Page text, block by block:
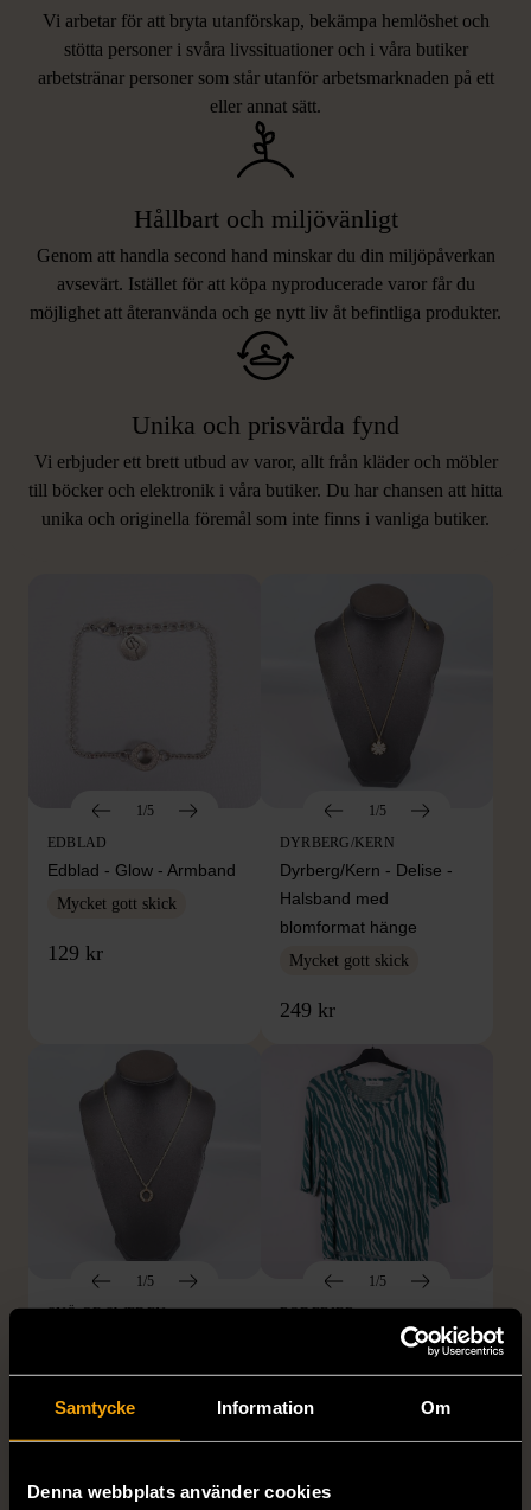
Samtycke Information Om
Denna webbplats använder cookies
Vi arbetar för att bryta utanförskap, bekämpa hemlöshet och
stötta personer i svåra livssituationer och i våra butiker
arbetstränar personer som står utanför arbetsmarknaden på ett
eller annat sätt.
Hållbart och miljövänligt
Genom att handla second hand minskar du din miljöpåverkan
avsevärt. Istället för att köpa nyproducerade varor får du
möjlighet att återanvända och ge nytt liv åt befintliga produkter.
Unika och prisvärda fynd
Vi erbjuder ett brett utbud av varor, allt från kläder och möbler
till böcker och elektronik i våra butiker. Du har chansen att hitta
unika och originella föremål som inte finns i vanliga butiker.
LIKNANDE PRODUKTER
Hitta produkter som påminner om denna
1/5
EDBLAD
Edblad - Glow - Armband
Mycket gott skick
129 kr
1/5
DYRBERG/KERN
Dyrberg/Kern - Delise -
Halsband med
blomformat hänge
Mycket gott skick
249 kr
1/5
SNÖ OF SWEDEN
cirkelhänge
1/5
RODEBJER
Rodebjer - Mönstrad topp
M (38-40)
399 kr